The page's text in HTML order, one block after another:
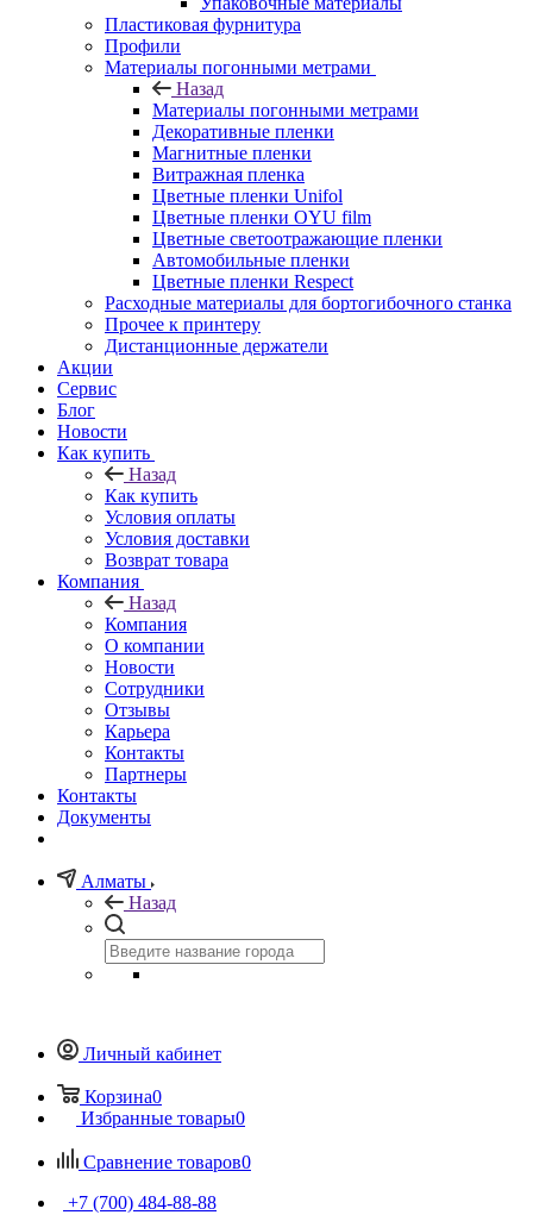
Пластиковая фурнитура
Профили
Материалы погонными метрами
Назад
Материалы погонными метрами
Декоративные пленки
Магнитные пленки
Витражная пленка
Цветные пленки Unifol
Цветные пленки OYU film
Цветные светоотражающие пленки
Автомобильные пленки
Цветные пленки Respect
Расходные материалы для бортогибочного станка
Прочее к принтеру
Дистанционные держатели
Акции
Сервис
Блог
Новости
Как купить
Назад
Как купить
Условия оплаты
Условия доставки
Возврат товара
Компания
Назад
Компания
О компании
Новости
Сотрудники
Отзывы
Карьера
Контакты
Партнеры
Контакты
Документы
Алматы
Назад
Личный кабинет
Корзина0
Избранные товары0
Сравнение товаров0
+7 (700) 484-88-88